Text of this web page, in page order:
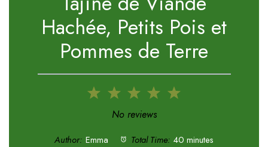
Hachée, Petits Pois et
Pommes de Terre
5
4
3
Stars
2
Stars
1
Star
No reviews
Author: Emma Total Time: 40 minutes